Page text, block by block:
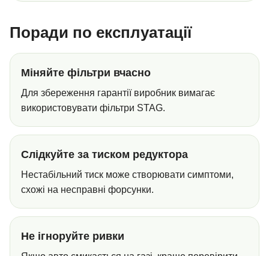
Поради по експлуатації
Міняйте фільтри вчасно
Для збереження гарантії виробник вимагає
використовувати фільтри STAG.
Слідкуйте за тиском редуктора
Нестабільний тиск може створювати симптоми,
схожі на несправні форсунки.
Не ігноруйте ривки